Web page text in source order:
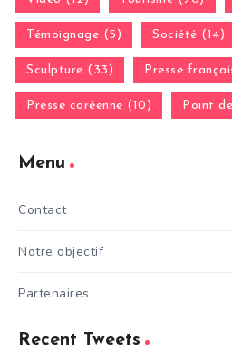
Témoignage (5) Société (14)
Sculpture (33) Presse
Presse coréenne (10) Point
Menu
Contact
Notre objectif
Partenaires
Recent Tweets